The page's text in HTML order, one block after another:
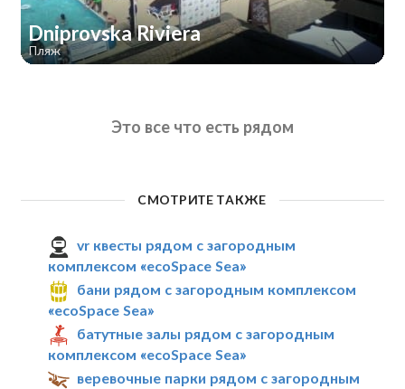
Dniprovska Riviera
Пляж
Это все что есть рядом
СМОТРИТЕ ТАКЖЕ
vr квесты рядом с загородным
комплексом «ecoSpace Sea»
бани рядом с загородным комплексом
«ecoSpace Sea»
батутные залы рядом с загородным
комплексом «ecoSpace Sea»
веревочные парки рядом с загородным